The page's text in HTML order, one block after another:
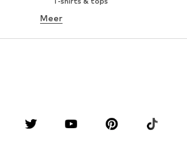
Ondergoed
Blouses & tunieken
Premium
Meer